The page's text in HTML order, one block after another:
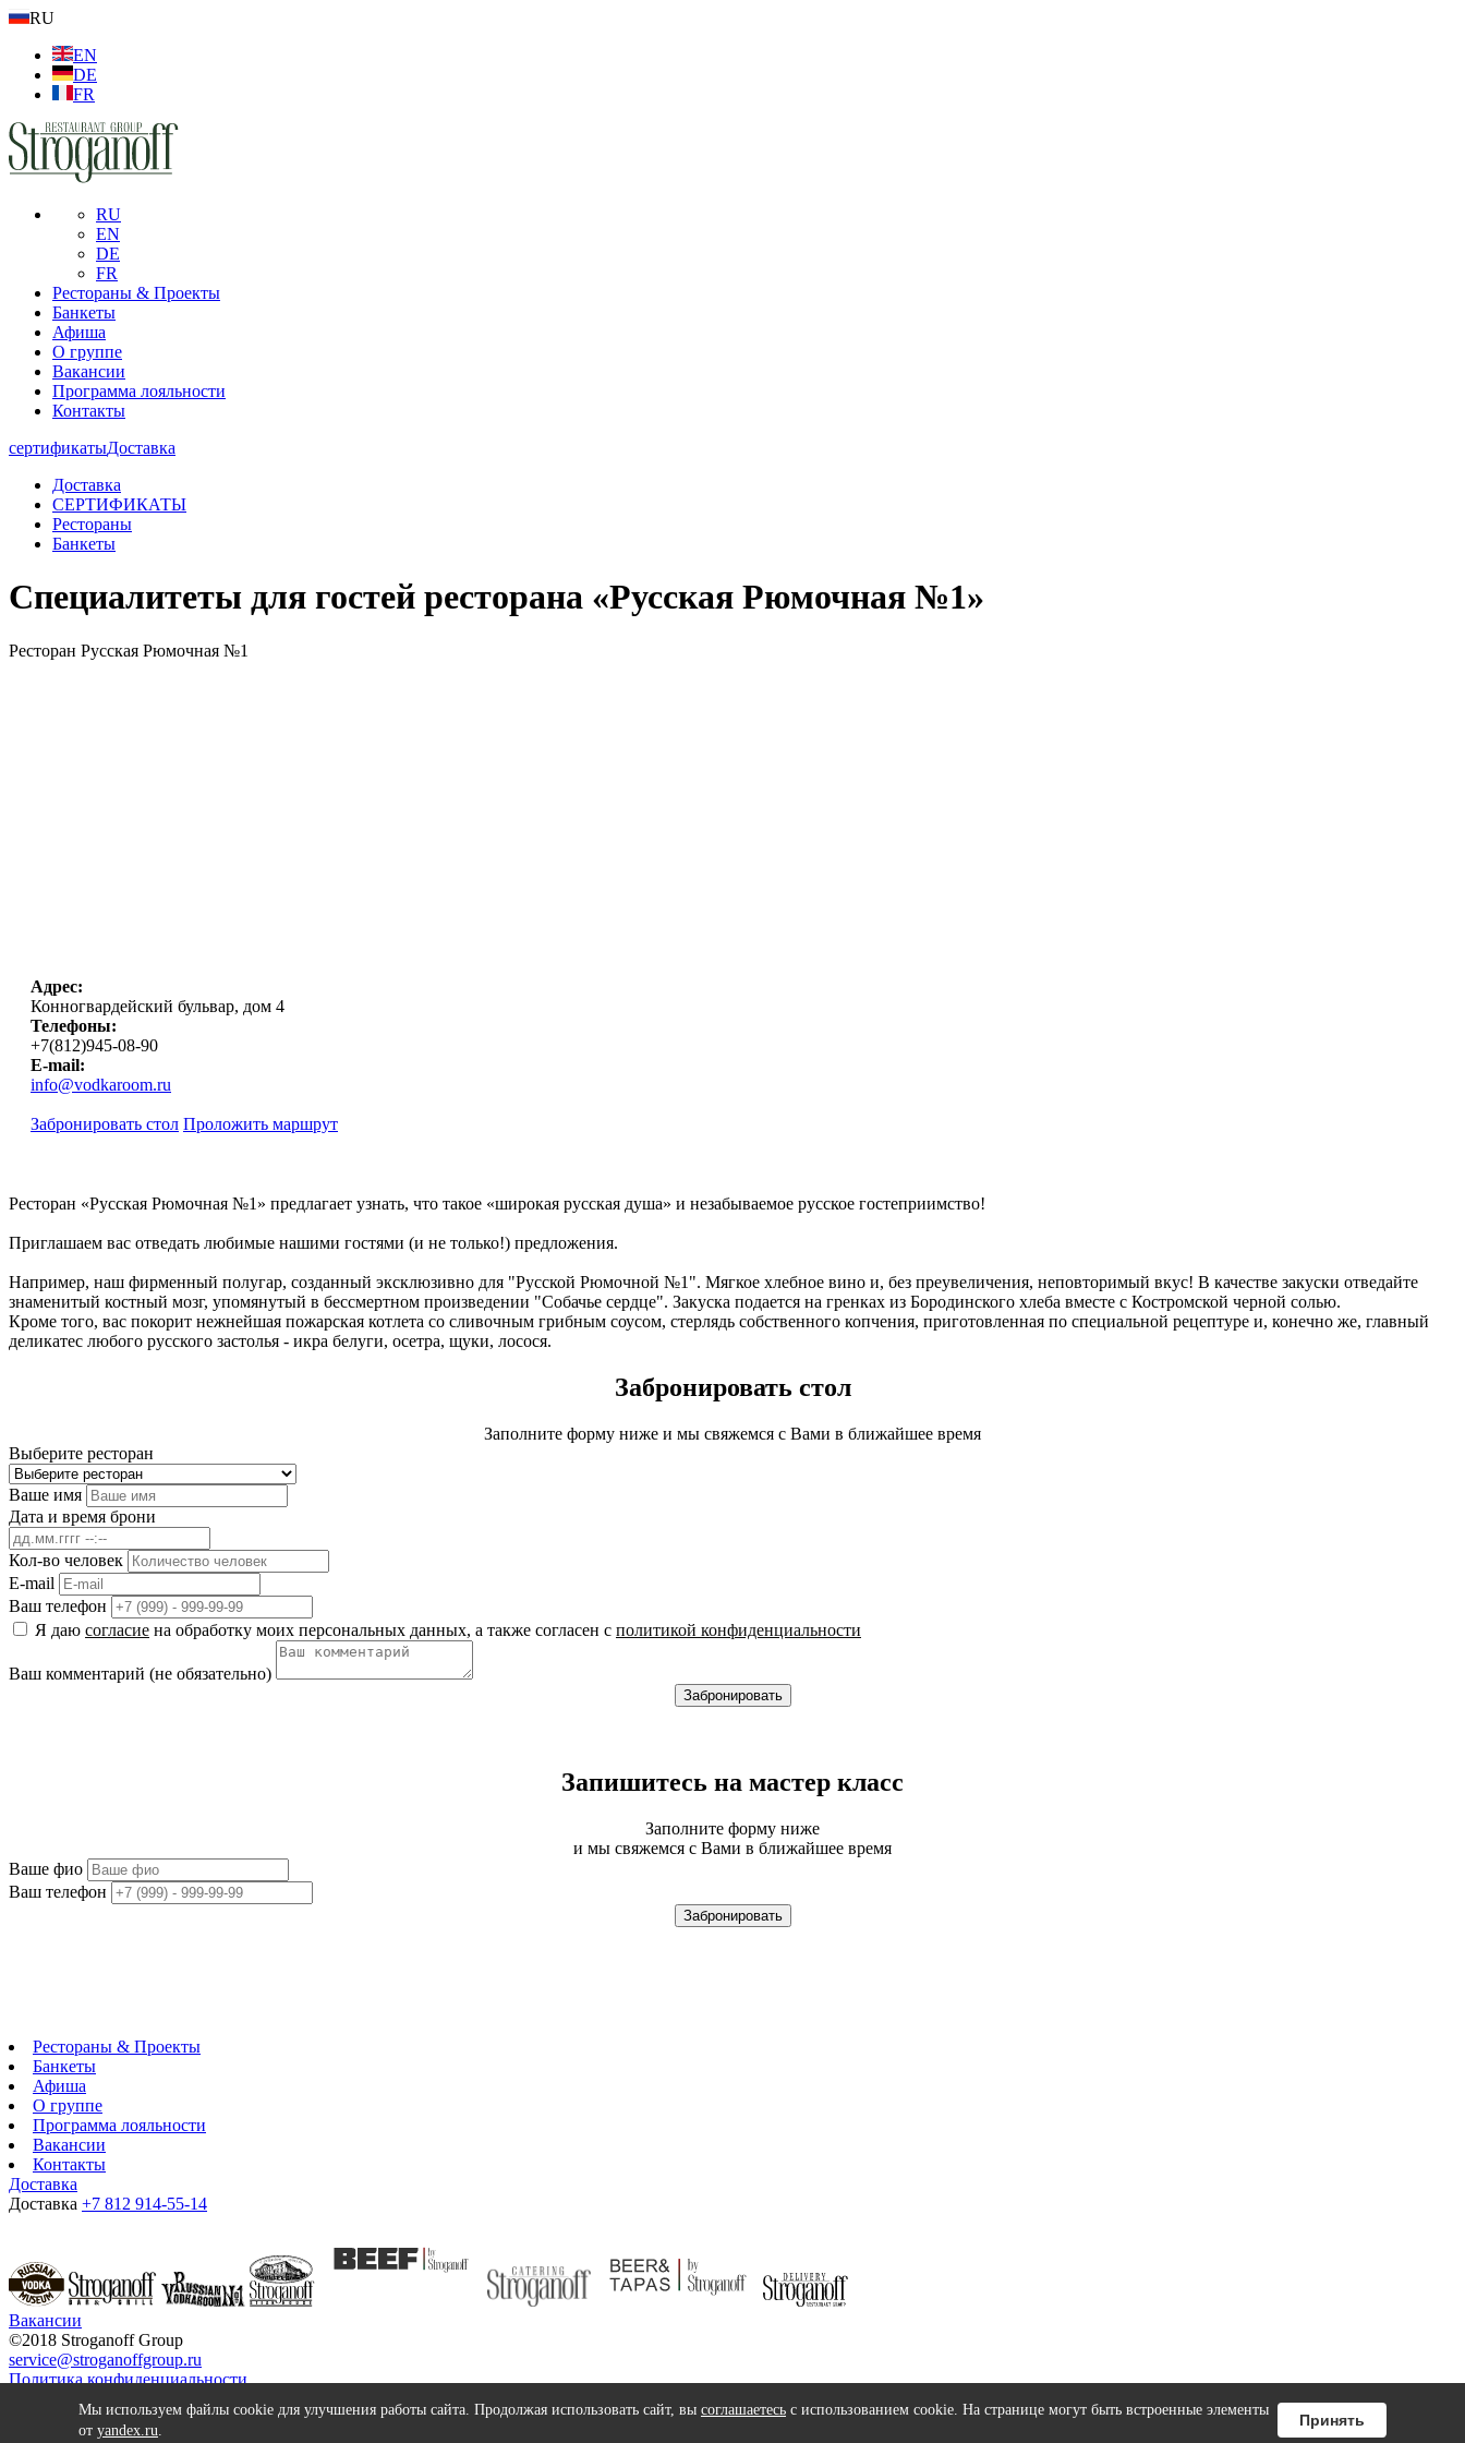
RU
EN
DE
FR
RU
EN
DE
FR
Рестораны & Проекты
Банкеты
Афиша
О группе
Вакансии
Программа лояльности
Контакты
сертификатыДоставка
Доставка
СЕРТИФИКАТЫ
Рестораны
Банкеты
Специалитеты для гостей ресторана «Русская Рюмочная №1»
Ресторан Русская Рюмочная №1
Адрес:
Конногвардейский бульвар, дом 4
Телефоны:
+7(812)945-08-90
E-mail:
info@vodkaroom.ru
Забронировать стол Проложить маршрут
Ресторан «Русская Рюмочная №1» предлагает узнать, что такое «широкая русская душа» и незабываемое русское гостеприимство!
Приглашаем вас отведать любимые нашими гостями (и не только!) предложения.
Например, наш фирменный полугар, созданный эксклюзивно для "Русской Рюмочной №1". Мягкое хлебное вино и, без преувеличения, неповторимый вкус! В качестве закуски отведайте
знаменитый костный мозг, упомянутый в бессмертном произведении "Собачье сердце". Закуска подается на гренках из Бородинского хлеба вместе с Костромской черной солью.
Кроме того, вас покорит нежнейшая пожарская котлета со сливочным грибным соусом, стерлядь собственного копчения, приготовленная по специальной рецептуре и, конечно же, главный
деликатес любого русского застолья - икра белуги, осетра, щуки, лосося.
Забронировать стол
Заполните форму ниже и мы свяжемся с Вами в ближайшее время
Выберите ресторан
Ваше имя
Дата и время брони
Кол-во человек
E-mail
Ваш телефон
Я даю согласие на обработку моих персональных данных, а также согласен с политикой конфиденциальности
Ваш комментарий (не обязательно)
Забронировать
Запишитесь на мастер класс
Заполните форму ниже
и мы свяжемся с Вами в ближайшее время
Ваше фио
Ваш телефон
Забронировать
Рестораны & Проекты
Банкеты
Афиша
О группе
Программа лояльности
Вакансии
Контакты
Доставка
Доставка +7 812 914-55-14
Вакансии
©2018 Stroganoff Group
service@stroganoffgroup.ru
Политика конфиденциальности
Требования СОУТ выполнены
©2018 Stroganoff Group
Мы используем файлы cookie для улучшения работы сайта. Продолжая использовать сайт, вы соглашаетесь с использованием cookie. На странице могут быть встроенные элементы
от yandex.ru.
Принять